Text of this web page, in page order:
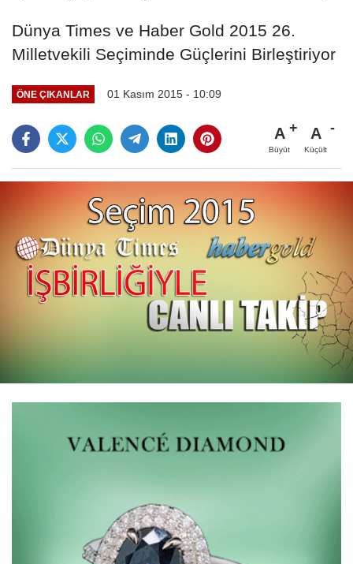
Dünya Times ve Haber Gold 2015 26.
Milletvekili Seçiminde Güçlerini Birleştiriyor
ÖNE ÇIKANLAR 01 Kasım 2015 - 10:09
A
Büyüt
A
Küçült